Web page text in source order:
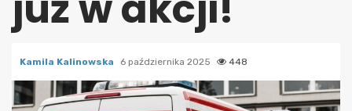
Kamila Kalinowska 6 października 2025 448